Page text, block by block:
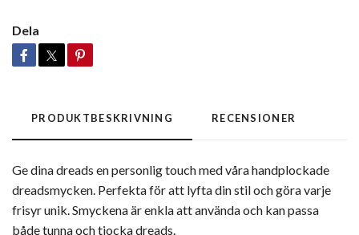
Dela
PRODUKTBESKRIVNING RECENSIONER
Ge dina dreads en personlig touch med våra handplockade
dreadsmycken. Perfekta för att lyfta din stil och göra varje
frisyr unik. Smyckena är enkla att använda och kan passa
både tunna och tjocka dreads.